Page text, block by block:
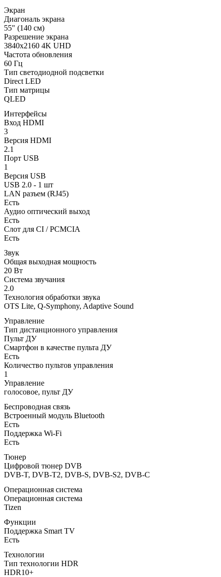
Экран
Диагональ экрана
55" (140 см)
Разрешение экрана
3840x2160 4K UHD
Частота обновления
60 Гц
Тип светодиодной подсветки
Direct LED
Тип матрицы
QLED
Интерфейсы
Вход HDMI
3
Версия HDMI
2.1
Порт USB
1
Версия USB
USB 2.0 - 1 шт
LAN разъем (RJ45)
Есть
Аудио оптический выход
Есть
Слот для CI / PCMCIA
Есть
Звук
Общая выходная мощность
20 Вт
Система звучания
2.0
Технология обработки звука
OTS Lite, Q-Symphony, Adaptive Sound
Управление
Тип дистанционного управления
Пульт ДУ
Смартфон в качестве пульта ДУ
Есть
Количество пультов управления
1
Управление
голосовое, пульт ДУ
Беспроводная связь
Встроенный модуль Bluetooth
Есть
Поддержка Wi-Fi
Есть
Тюнер
Цифровой тюнер DVB
DVB-T, DVB-T2, DVB-S, DVB-S2, DVB-C
Операционная система
Операционная система
Tizen
Функции
Поддержка Smart TV
Есть
Технологии
Тип технологии HDR
HDR10+